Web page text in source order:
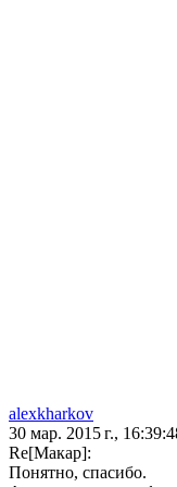
alexkharkov
30 мар. 2015 г.,
Re[Макар]:
Понятно, спасибо.